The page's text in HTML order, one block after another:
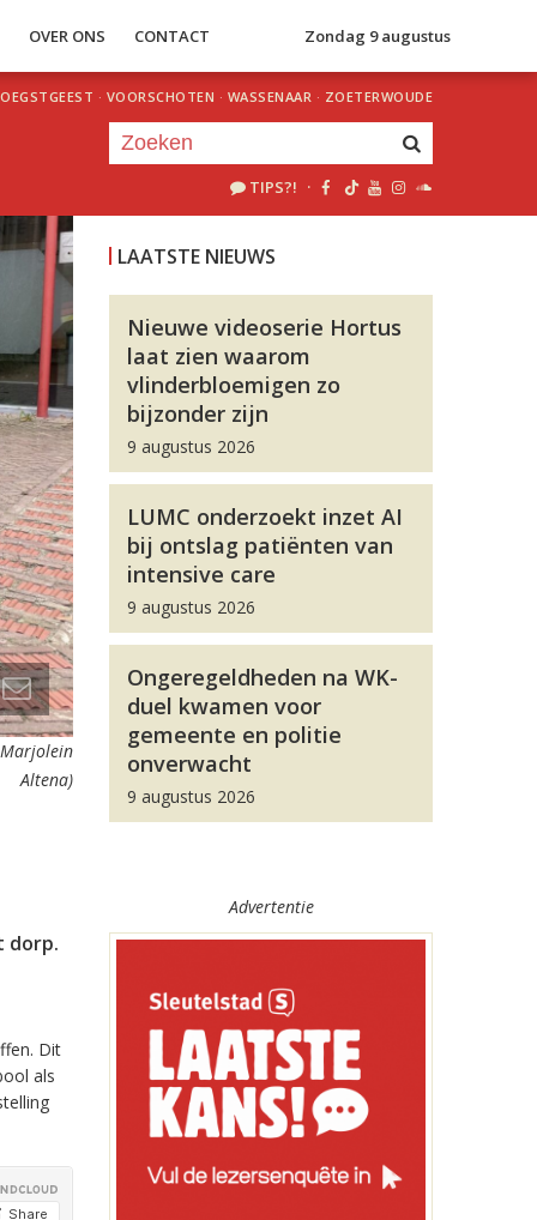
OVER ONS CONTACT Zondag 9 augustus
OEGSTGEEST · VOORSCHOTEN · WASSENAAR · ZOETERWOUDE
TIPS?! ·
Altena)
dorp.
Dit
als
LAATSTE NIEUWS
Nieuwe videoserie Hortus
laat zien waarom
vlinderbloemigen zo
bijzonder zijn
9 augustus 2026
LUMC onderzoekt inzet AI
bij ontslag patiënten van
intensive care
9 augustus 2026
Ongeregeldheden na WK-
duel kwamen voor
gemeente en politie
onverwacht
9 augustus 2026
Advertentie